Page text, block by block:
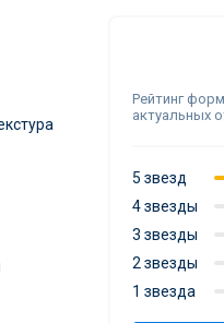
Рейтинг
актуальных
5 звезд
4 звезды
3 звезды
2 звезды
1 звезда